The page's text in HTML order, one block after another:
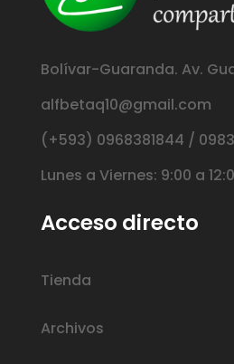
Bolívar-Guaranda. Av.
alfbetaq10@gmail.com
(+593) 0968381844 /
Lunes a Viernes: 9:00 a
Acceso directo
Tienda
Archivos